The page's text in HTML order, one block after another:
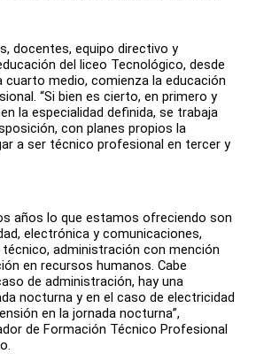
docentes, equipo directivo y
del liceo Tecnológico, desde
medio, comienza la educación
“Si bien es cierto, en primero y
la especialidad definida, se trabaja
con planes propios la
a ser técnico profesional en tercer y
años lo que estamos ofreciendo son
electrónica y comunicaciones,
administración con mención
en recursos humanos. Cabe
de administración, hay una
nocturna y en el caso de electricidad
en la jornada nocturna”,
de Formación Técnico Profesional